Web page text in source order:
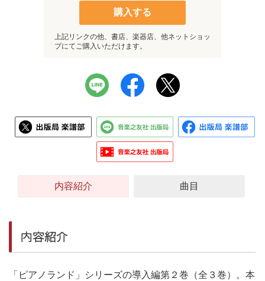
購入する
上記リンクの他、書店、楽器店、他ネットショッ
プにてご購入いただけます。
内容紹介 曲目
内容紹介
「ピアノランド」シリーズの導入編第２巻（全３巻）。本